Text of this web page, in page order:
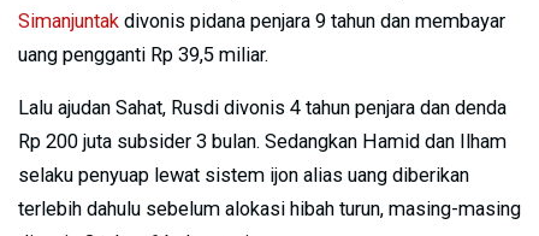
Simanjuntak divonis pidana penjara 9 tahun dan membayar
uang pengganti Rp 39,5 miliar.
Lalu ajudan Sahat, Rusdi divonis 4 tahun penjara dan denda
Rp 200 juta subsider 3 bulan. Sedangkan Hamid dan Ilham
selaku penyuap lewat sistem ijon alias uang diberikan
terlebih dahulu sebelum alokasi hibah turun, masing-masing